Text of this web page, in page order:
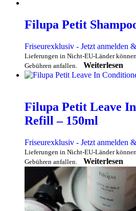
Filupa Petit
Friseurexklusiv - Jetzt anmelden
Lieferungen in Nicht-EU-Länder
Gebühren anfallen.
Weiterlesen
Filupa Petit Leave
Refill – 150ml
Friseurexklusiv - Jetzt anmelden
Lieferungen in Nicht-EU-Länder
Gebühren anfallen.
Weiterlesen